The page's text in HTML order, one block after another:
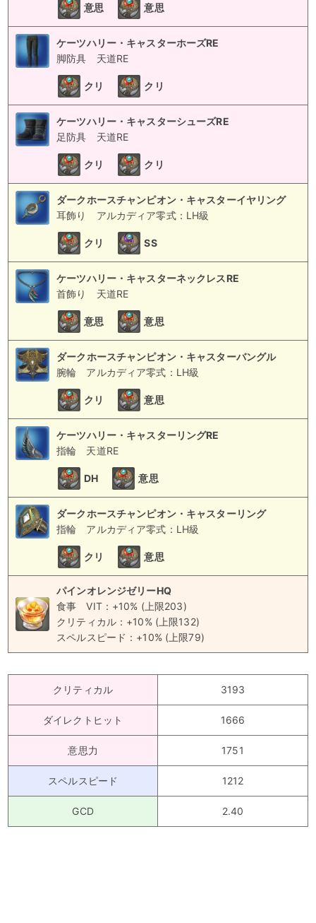
意思 意思
ケーツハリー・キャスターホーズRE
脚防具
天道RE
クリ クリ
ケーツハリー・キャスターシューズRE
足防具
天道RE
クリ クリ
ダークホースチャンピオン・キャスターイヤリング
耳飾り
アルカディア零式：LH級
クリ SS
ケーツハリー・キャスターネックレスRE
首飾り
天道RE
意思 意思
ダークホースチャンピオン・キャスターバングル
腕輪
アルカディア零式：LH級
クリ 意思
ケーツハリー・キャスターリングRE
指輪
天道RE
DH 意思
ダークホースチャンピオン・キャスターリング
指輪
アルカディア零式：LH級
クリ 意思
パインオレンジゼリーHQ
食事
VIT：+10% (上限203)
クリティカル：+10% (上限132)
スペルスピード：+10% (上限79)
クリティカル 3193
ダイレクトヒット 1666
意思力 1751
スペルスピード 1212
GCD 2.40